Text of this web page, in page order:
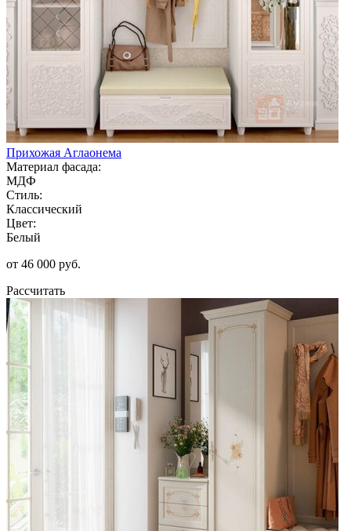
Прихожая Аглаонема
Материал фасада:
МДФ
Стиль:
Классический
Цвет:
Белый
от 46 000 руб.
Рассчитать